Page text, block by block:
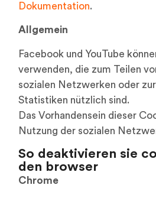
Dokumentation.
Allgemein
Facebook und YouTube
verwenden, die zum Teilen
sozialen Netzwerken oder
Statistiken nützlich sind.
Das Vorhandensein dieser
Nutzung der sozialen
So deaktivieren sie
den browser
Chrome